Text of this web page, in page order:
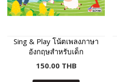
Sing & Play โน้ตเพลงภาษา
อังกฤษสำหรับเด็ก
150.00 THB